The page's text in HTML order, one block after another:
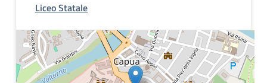
Liceo Statale